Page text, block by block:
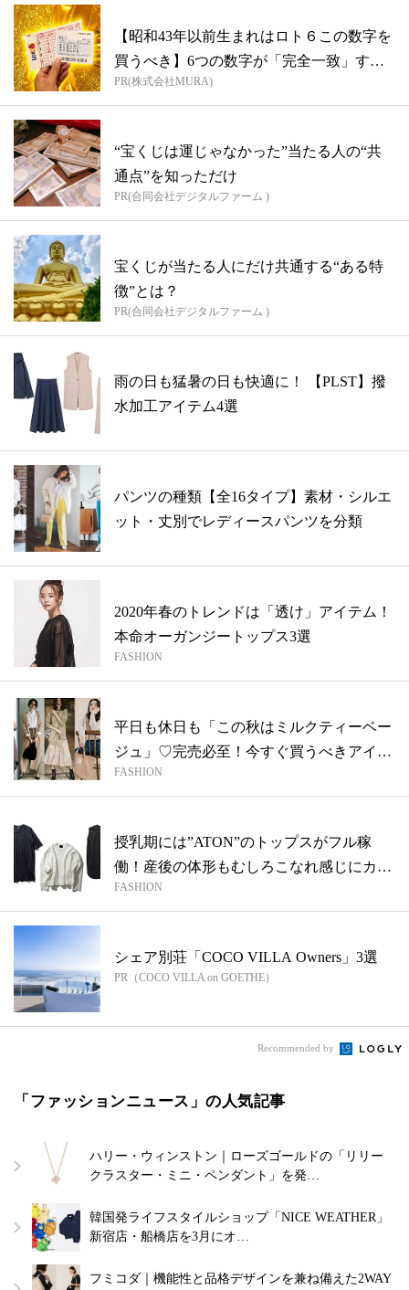
【昭和43年以前生まれはロト６この数字を
買うべき】6つの数字が「完全一致」する
方...
PR(株式会社MURA)
“宝くじは運じゃなかった”当たる人の“共
通点”を知っただけ
PR(合同会社デジタルファーム )
宝くじが当たる人にだけ共通する“ある特
徴”とは？
PR(合同会社デジタルファーム )
雨の日も猛暑の日も快適に！ 【PLST】撥
水加工アイテム4選
パンツの種類【全16タイプ】素材・シルエ
ット・丈別でレディースパンツを分類
2020年春のトレンドは「透け」アイテム！
本命オーガンジートップス3選
FASHION
平日も休日も「この秋はミルクティーベー
ジュ」♡完売必至！今すぐ買うべきアイテ
ム5...
FASHION
授乳期には”ATON”のトップスがフル稼
働！産後の体形もむしろこなれ感じにカバ
ー...
FASHION
シェア別荘「COCO VILLA Owners」3選
PR（COCO VILLA on GOETHE）
Recommended by
「ファッションニュース」の人気記事
ハリー・ウィンストン｜ローズゴールドの「リリー
クラスター・ミニ・ペンダント」を発…
韓国発ライフスタイルショップ「NICE WEATHER」
新宿店・船橋店を3月にオ…
フミコダ｜機能性と品格デザインを兼ね備えた2WAY